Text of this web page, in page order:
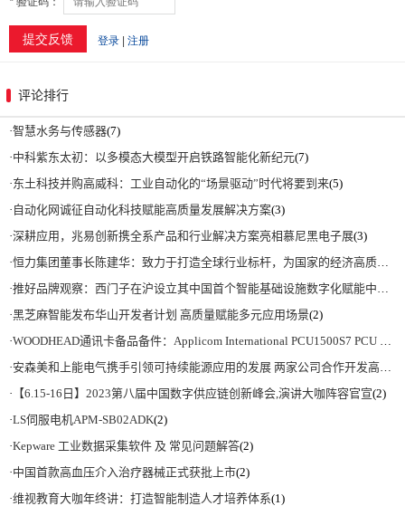
评论排行
·智慧水务与传感器(7)
·中科紫东太初：以多模态大模型开启铁路智能化新纪元(7)
·东土科技并购高威科：工业自动化的“场景驱动”时代将要到来(5)
· 自动化网诚征自动化科技赋能高质量发展解决方案(3)
·深耕应用，兆易创新携全系产品和行业解决方案亮相慕尼黑电子展(3)
·恒力集团董事长陈建华：致力于打造全球行业标杆，为国家的经济高质量发展贡献更大力量|上海电气集团党委书记、董事长吴磊来访
·推好品牌观察：西门子在沪设立其中国首个智能基础设施数字化赋能中心
·黑芝麻智能发布华山开发者计划 高质量赋能多元应用场景(2)
·WOODHEAD通讯卡备品备件：Applicom International PCU1500S7 PCU 1500 S7 V4.5.0
·安森美和上能电气携手引领可持续能源应用的发展 两家公司合作开发高性能储能和太阳能组串式逆变器方案 以实现可持续的未来
· 【6.15-16日】2023第八届中国数字供应链创新峰会,演讲大咖阵容官宣(2)
·LS伺服电机APM-SB02ADK(2)
·Kepware 工业数据采集软件 及 常见问题解答(2)
·中国首款高血压介入治疗器械正式获批上市(2)
·维视教育大咖年终讲：打造智能制造人才培养体系(1)